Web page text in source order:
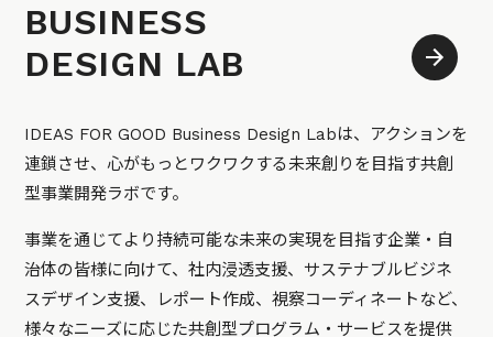
BUSINESS
DESIGN LAB
IDEAS FOR GOOD Business Design Labは、アクションを
連鎖させ、心がもっとワクワクする未来創りを目指す共創
型事業開発ラボです。
事業を通じてより持続可能な未来の実現を目指す企業・自
治体の皆様に向けて、社内浸透支援、サステナブルビジネ
スデザイン支援、レポート作成、視察コーディネートなど、
様々なニーズに応じた共創型プログラム・サービスを提供